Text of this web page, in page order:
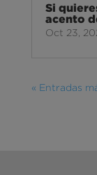
Si
acento
Oct 23,
« Entradas